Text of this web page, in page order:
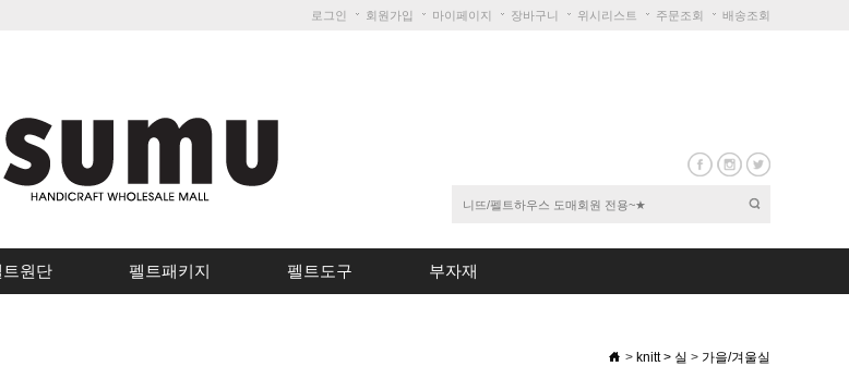
로그인 회원가입 마이페이지 장바구니 위시리스트 주문조회 배송조회
트원단 펠트패키지 펠트도구 부자재
> knitt> 실 > 가을/겨울실